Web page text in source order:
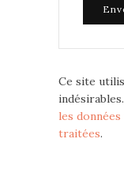
Ce site
indésirables.
les
traitées.